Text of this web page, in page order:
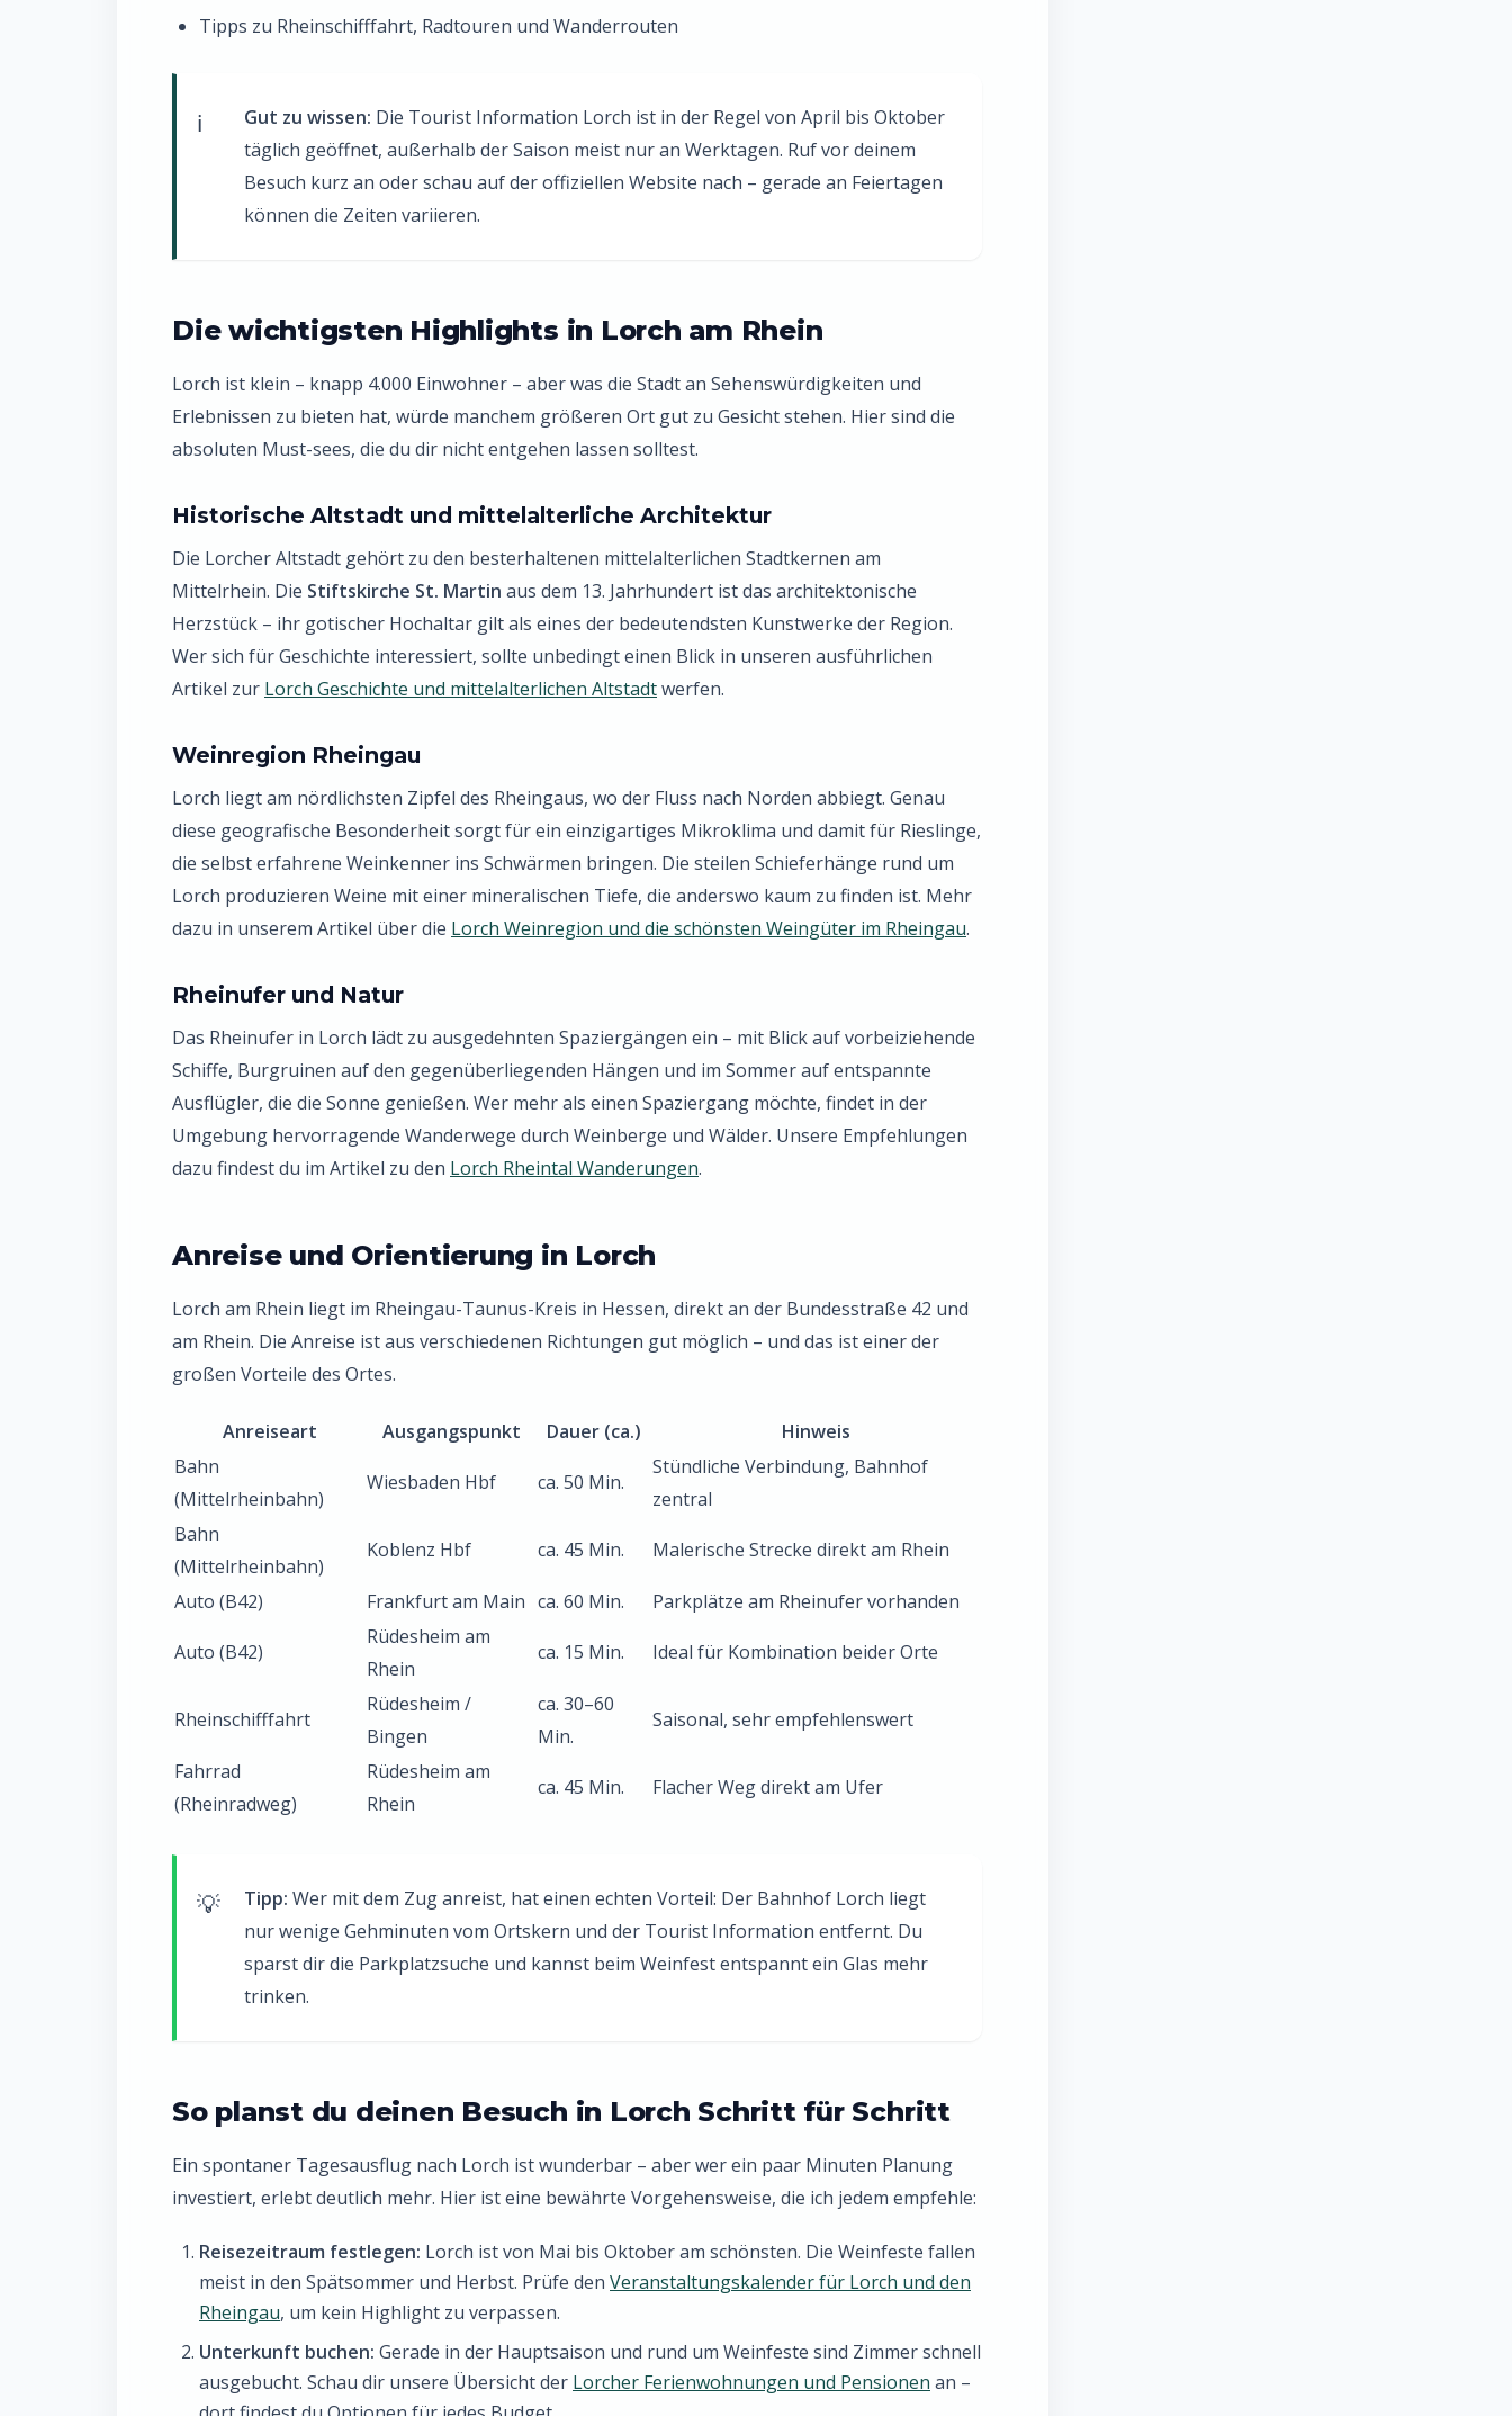
Tipps zu Rheinschifffahrt, Radtouren und Wanderrouten
Gut zu wissen: Die Tourist Information Lorch ist in der Regel von April bis Oktober
täglich geöffnet, außerhalb der Saison meist nur an Werktagen. Ruf vor deinem
Besuch kurz an oder schau auf der offiziellen Website nach – gerade an Feiertagen
können die Zeiten variieren.
Die wichtigsten Highlights in Lorch am Rhein
Lorch ist klein – knapp 4.000 Einwohner – aber was die Stadt an Sehenswürdigkeiten und
Erlebnissen zu bieten hat, würde manchem größeren Ort gut zu Gesicht stehen. Hier sind die
absoluten Must-sees, die du dir nicht entgehen lassen solltest.
Historische Altstadt und mittelalterliche Architektur
Die Lorcher Altstadt gehört zu den besterhaltenen mittelalterlichen Stadtkernen am
Mittelrhein. Die Stiftskirche St. Martin aus dem 13. Jahrhundert ist das architektonische
Herzstück – ihr gotischer Hochaltar gilt als eines der bedeutendsten Kunstwerke der Region.
Wer sich für Geschichte interessiert, sollte unbedingt einen Blick in unseren ausführlichen
Artikel zur Lorch Geschichte und mittelalterlichen Altstadtwerfen.
Weinregion Rheingau
Lorch liegt am nördlichsten Zipfel des Rheingaus, wo der Fluss nach Norden abbiegt. Genau
diese geografische Besonderheit sorgt für ein einzigartiges Mikroklima und damit für Rieslinge,
die selbst erfahrene Weinkenner ins Schwärmen bringen. Die steilen Schieferhänge rund um
Lorch produzieren Weine mit einer mineralischen Tiefe, die anderswo kaum zu finden ist. Mehr
dazu in unserem Artikel über die Lorch Weinregion und die schönsten Weingüter im Rheingau.
Rheinufer und Natur
Das Rheinufer in Lorch lädt zu ausgedehnten Spaziergängen ein – mit Blick auf vorbeiziehende
Schiffe, Burgruinen auf den gegenüberliegenden Hängen und im Sommer auf entspannte
Ausflügler, die die Sonne genießen. Wer mehr als einen Spaziergang möchte, findet in der
Umgebung hervorragende Wanderwege durch Weinberge und Wälder. Unsere Empfehlungen
dazu findest du im Artikel zu den Lorch Rheintal Wanderungen.
Anreise und Orientierung in Lorch
Lorch am Rhein liegt im Rheingau-Taunus-Kreis in Hessen, direkt an der Bundesstraße 42 und
am Rhein. Die Anreise ist aus verschiedenen Richtungen gut möglich – und das ist einer der
großen Vorteile des Ortes.
Anreiseart Ausgangspunkt Dauer (ca.)
Hinweis
Bahn
(Mittelrheinbahn)
Wiesbaden Hbf ca. 50 Min.
Stündliche Verbindung, Bahnhof
zentral
Bahn
(Mittelrheinbahn)
Koblenz Hbf ca. 45 Min. Malerische Strecke direkt am Rhein
Auto (B42) Frankfurt am Main ca. 60 Min. Parkplätze am Rheinufer vorhanden
Auto (B42)
Rüdesheim am
Rhein
ca. 15 Min. Ideal für Kombination beider Orte
Rheinschifffahrt
Rüdesheim /
Bingen
ca. 30–60
Min.
Saisonal, sehr empfehlenswert
Fahrrad
(Rheinradweg)
Rüdesheim am
Rhein
ca. 45 Min. Flacher Weg direkt am Ufer
Tipp: Wer mit dem Zug anreist, hat einen echten Vorteil: Der Bahnhof Lorch liegt
nur wenige Gehminuten vom Ortskern und der Tourist Information entfernt. Du
sparst dir die Parkplatzsuche und kannst beim Weinfest entspannt ein Glas mehr
trinken.
So planst du deinen Besuch in Lorch Schritt für Schritt
Ein spontaner Tagesausflug nach Lorch ist wunderbar – aber wer ein paar Minuten Planung
investiert, erlebt deutlich mehr. Hier ist eine bewährte Vorgehensweise, die ich jedem empfehle:
Reisezeitraum festlegen: Lorch ist von Mai bis Oktober am schönsten. Die Weinfeste fallen
meist in den Spätsommer und Herbst. Prüfe den Veranstaltungskalender für Lorch und den
Rheingau, um kein Highlight zu verpassen.
Unterkunft buchen: Gerade in der Hauptsaison und rund um Weinfeste sind Zimmer schnell
ausgebucht. Schau dir unsere Übersicht der Lorcher Ferienwohnungen und Pensionen an –